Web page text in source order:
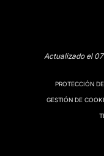
Actualizado el
PROTECCIÓN
GESTIÓN DE